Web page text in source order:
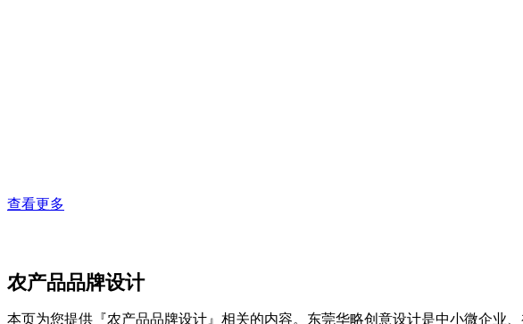
查看更多
农产品品牌设计
本页为您提供『农产品品牌设计』相关的内容。东莞华略创意设计是中小微企业